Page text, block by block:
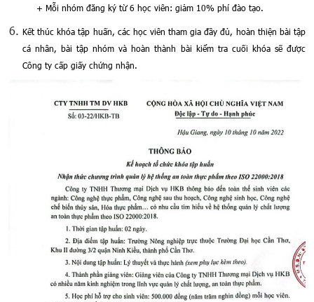
+ Mỗi nhóm đăng ký từ 6 học viên: giảm 10% phí đào tạo.
Kết thúc khóa tập huấn, các học viên tham gia đầy đủ, hoàn thiện bài tập
cá nhân, bài tập nhóm và hoàn thành bài kiểm tra cuối khóa sẽ được
Công ty cấp giấy chứng nhận.